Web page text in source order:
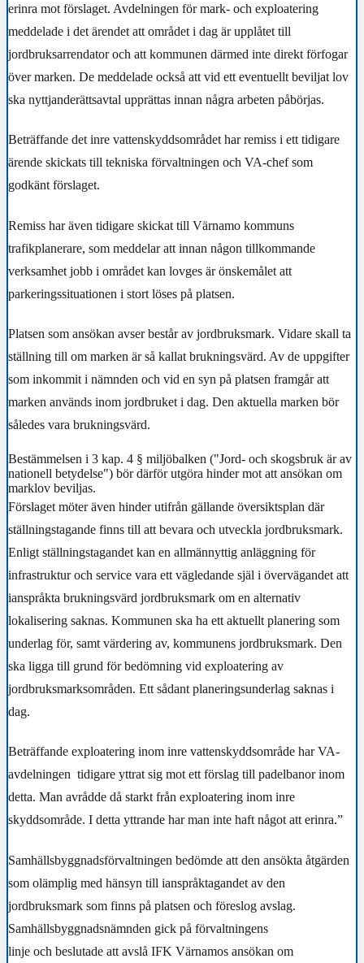
erinra mot förslaget. Avdelningen för mark- och exploatering
meddelade i det ärendet att området i dag är upplåtet till
jordbruksarrendator och att kommunen därmed inte direkt förfogar
över marken. De meddelade också att vid ett eventuellt beviljat lov
ska nyttjanderättsavtal upprättas innan några arbeten påbörjas.
Beträffande det inre vattenskyddsområdet har remiss i ett tidigare
ärende skickats till tekniska förvaltningen och VA-chef som
godkänt förslaget.
Remiss har även tidigare skickat till Värnamo kommuns
trafikplanerare, som meddelar att innan någon tillkommande
verksamhet jobb i området kan lovges är önskemålet att
parkeringssituationen i stort löses på platsen.
Platsen som ansökan avser består av jordbruksmark. Vidare skall ta
ställning till om marken är så kallat brukningsvärd. Av de uppgifter
som inkommit i nämnden och vid en syn på platsen framgår att
marken används inom jordbruket i dag. Den aktuella marken bör
således vara brukningsvärd.
Bestämmelsen i 3 kap. 4 § miljöbalken ("Jord- och skogsbruk är av
nationell betydelse") bör därför utgöra hinder mot att ansökan om
marklov beviljas.
Förslaget möter även hinder utifrån gällande översiktsplan där
ställningstagande finns till att bevara och utveckla jordbruksmark.
Enligt ställningstagandet kan en allmännyttig anläggning för
infrastruktur och service vara ett vägledande själ i övervägandet att
ianspråkta brukningsvärd jordbruksmark om en alternativ
lokalisering saknas. Kommunen ska ha ett aktuellt planering som
underlag för, samt värdering av, kommunens jordbruksmark. Den
ska ligga till grund för bedömning vid exploatering av
jordbruksmarksområden. Ett sådant planeringsunderlag saknas i
dag.
Beträffande exploatering inom inre vattenskyddsområde har VA-
avdelningen tidigare yttrat sig mot ett förslag till padelbanor inom
detta. Man avrådde då starkt från exploatering inom inre
skyddsområde. I detta yttrande har man inte haft något att erinra.”
Samhällsbyggnadsförvaltningen bedömde att den ansökta åtgärden
som olämplig med hänsyn till ianspråktagandet av den
jordbruksmark som finns på platsen och föreslog avslag.
Samhällsbyggnadsnämnden gick på förvaltningens
linje och beslutade att avslå IFK Värnamos ansökan om